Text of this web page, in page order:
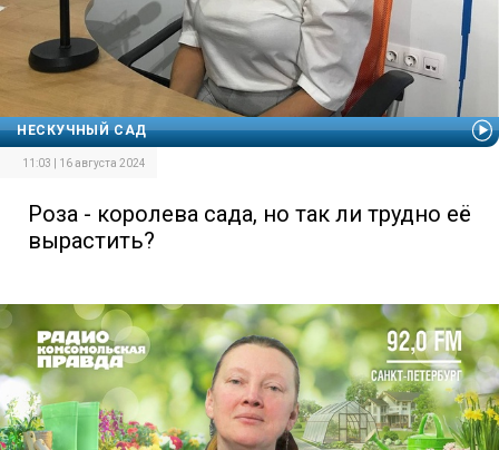
НЕСКУЧНЫЙ САД
11:03 | 16 августа 2024
Роза - королева сада, но так ли трудно её
вырастить?